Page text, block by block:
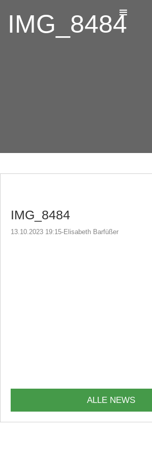
IMG_8484
IMG_8484
13.10.2023 19:15-Elisabeth Barfüßer
ALLE NEWS